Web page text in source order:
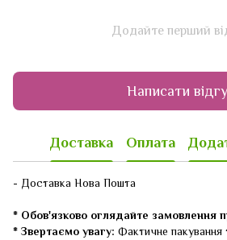
Додайте перший
Написати
Доставка Оплата
- Доставка Нова Пошта
* Обов'язково оглядайте замовлення
* Звертаємо увагу: Фактичне пакування